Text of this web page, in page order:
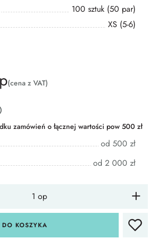
100 sztuk (50 par)
XS (5-6)
(cena z VAT)
zamówień o łącznej wartości pow 500 zł
od 500 zł
od 2 000 zł
DO KOSZYKA